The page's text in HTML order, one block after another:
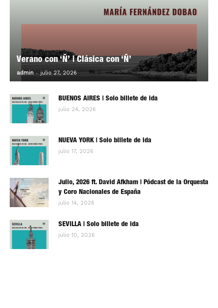
Verano con ‘Ñ’ | Clásica con ‘Ñ’
admin - julio 27, 2026 0
BUENOS AIRES | Solo billete de ida
julio 24, 2026
NUEVA YORK | Solo billete de ida
julio 17, 2026
Julio, 2026 ft. David Afkham | Pódcast de la Orquesta
y Coro Nacionales de España
julio 14, 2026
SEVILLA | Solo billete de ida
julio 10, 2026